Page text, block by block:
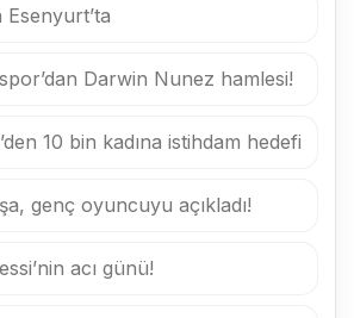
Esenyurt’ta
Darwin Nunez hamlesi!
10 bin kadına istihdam hedefi
genç oyuncuyu açıkladı!
acı günü!